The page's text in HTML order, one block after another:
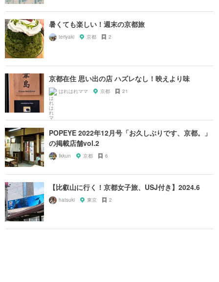
暑くても楽しい！週末の京都旅
teriyaki 京都 2
京都在住 思い出の店 ハズレなし！映えより味
はれはれママ 京都 21
POPEYE 2022年12月号「お久しぶりです、京都。」
の掲載店舗vol.2
Ikkun 京都 6
【比叡山に行く！京都女子旅、USJ付き】2024.6
hatsuki 東京 2